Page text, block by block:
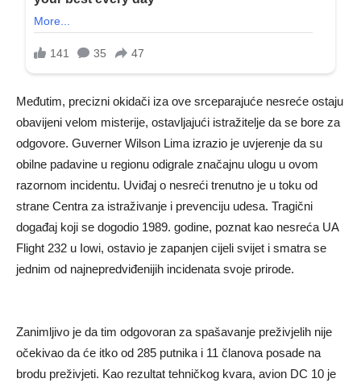
Međutim, precizni okidači iza ove srceparajuće nesreće ostaju
obavijeni velom misterije, ostavljajući istražitelje da se bore za
odgovore. Guverner Wilson Lima izrazio je uvjerenje da su
obilne padavine u regionu odigrale značajnu ulogu u ovom
razornom incidentu. Uviđaj o nesreći trenutno je u toku od
strane Centra za istraživanje i prevenciju udesa. Tragični
događaj koji se dogodio 1989. godine, poznat kao nesreća UA
Flight 232 u Iowi, ostavio je zapanjen cijeli svijet i smatra se
jednim od najnepredviđenijih incidenata svoje prirode.
Zanimljivo je da tim odgovoran za spašavanje preživjelih nije
očekivao da će itko od 285 putnika i 11 članova posade na
brodu preživjeti. Kao rezultat tehničkog kvara, avion DC 10 je